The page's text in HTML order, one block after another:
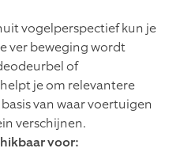
vogelperspectief kun je
ver beweging wordt
of
je om relevantere
van waar voertuigen
verschijnen.
voor: